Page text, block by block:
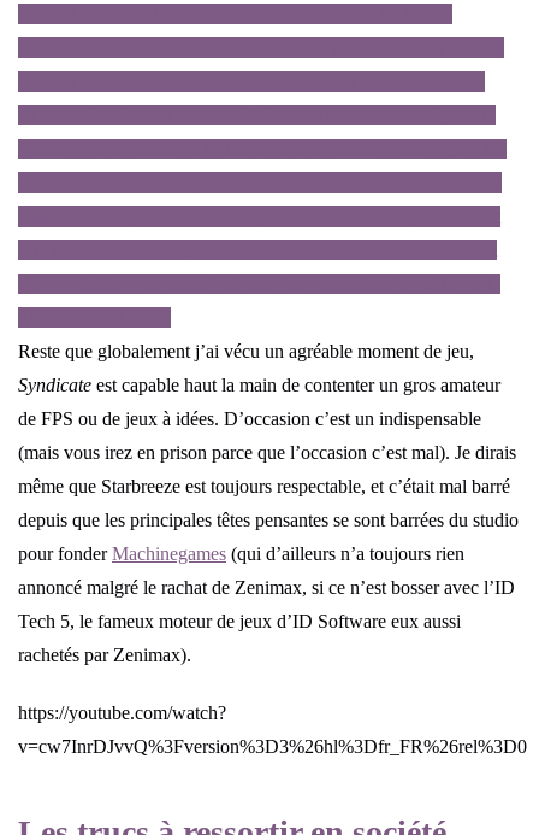
Reste que globalement j’ai vécu un agréable moment de jeu,
Syndicate est capable haut la main de contenter un gros amateur
de FPS ou de jeux à idées. D’occasion c’est un indispensable
(mais vous irez en prison parce que l’occasion c’est mal). Je dirais
même que Starbreeze est toujours respectable, et c’était mal barré
depuis que les principales têtes pensantes se sont barrées du studio
pour fonderMachinegames (qui d’ailleurs n’a toujours rien
annoncé malgré le rachat de Zenimax, si ce n’est bosser avec l’ID
Tech 5, le fameux moteur de jeux d’ID Software eux aussi
rachetés par Zenimax).
https://youtube.com/watch?
v=cw7InrDJvvQ%3Fversion%3D3%26hl%3Dfr_FR%26rel%3D0